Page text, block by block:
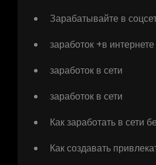
Зарабатывайте в
заработок +в
заработок в сети
заработок в сети
Как заработать в сети
Как создавать